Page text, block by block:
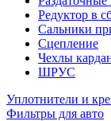
Редуктор в
Сальники
Сцепление
Чехлы
ШРУС
Уплотнители и
Фильтры для авто